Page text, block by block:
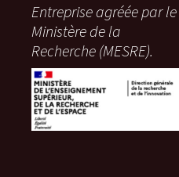
Entreprise agréée par le
Ministère de la
Recherche (MESRE).